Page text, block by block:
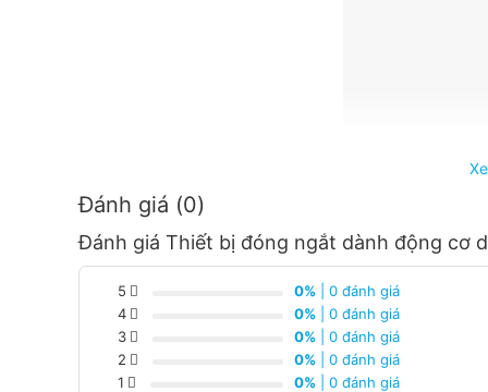
ThiếtBị Điện Hoàng Chiến Bình Dương
là
tại Bình Dương với dịch vụ hậu mãi tốt
Đánh giá (0)
Đánh giá Thiết bị đóng ngắt dành động cơ
5 0% | 0 đánh giá
4
0% | 0 đánh giá
3
0% | 0 đánh giá
2
0% | 0 đánh giá
1
0% | 0 đánh giá